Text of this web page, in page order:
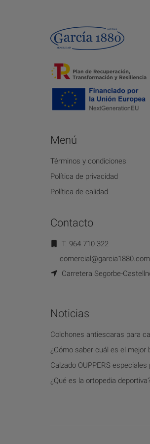
Menú
Términos y condiciones
Política de privacidad
Política de calidad
Contacto
T. 964 710 322
comercial@garcia1880.com
Carretera Segorbe-
Noticias
Colchones antiescaras para
¿Cómo saber cuál es el
Calzado OUPPERS
¿Qué es la ortopedia